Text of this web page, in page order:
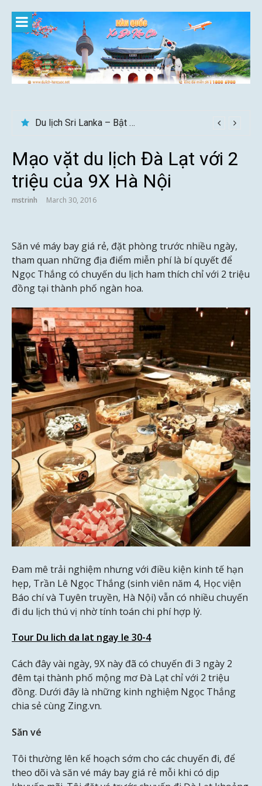
content
Du lịch Sri Lanka – Bật mí nên đi mùa nào đẹp
Gợi ý – Tháng 7 Hàn Quốc nên đi đâu, mặc gì đẹp?
Mạo vặt du lịch Đà Lạt với 2
triệu của 9X Hà Nội
mstrinh March 30, 2016
Săn vé máy bay giá rẻ, đặt phòng trước nhiều ngày,
tham quan những địa điểm miễn phí là bí quyết để
Ngọc Thắng có chuyến du lịch ham thích chỉ với 2 triệu
đồng tại thành phố ngàn hoa.
Đam mê trải nghiệm nhưng với điều kiện kinh tế hạn
hẹp, Trần Lê Ngọc Thắng (sinh viên năm 4, Học viện
Báo chí và Tuyên truyền, Hà Nội) vẫn có nhiều chuyến
đi du lịch thú vị nhờ tính toán chi phí hợp lý.
Tour Du lich da lat ngay le 30-4
Cách đây vài ngày, 9X này đã có chuyến đi 3 ngày 2
đêm tại thành phố mộng mơ Đà Lạt chỉ với 2 triệu
đồng. Dưới đây là những kinh nghiệm Ngọc Thắng
chia sẻ cùng Zing.vn.
Săn vé
Tôi thường lên kế hoạch sớm cho các chuyến đi, để
theo dõi và săn vé máy bay giá rẻ mỗi khi có dịp